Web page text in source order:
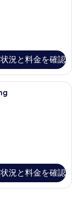
況と料金を確認
、遮光カーテン、
況と料金を確認